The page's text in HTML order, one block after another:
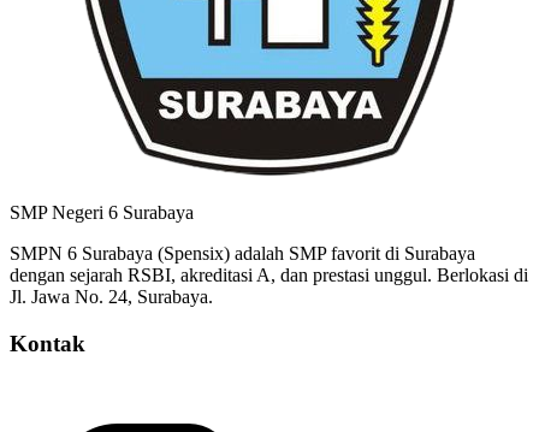
SMP Negeri 6 Surabaya
SMPN 6 Surabaya (Spensix) adalah SMP favorit di Surabaya
dengan sejarah RSBI, akreditasi A, dan prestasi unggul. Berlokasi di
Jl. Jawa No. 24, Surabaya.
Kontak